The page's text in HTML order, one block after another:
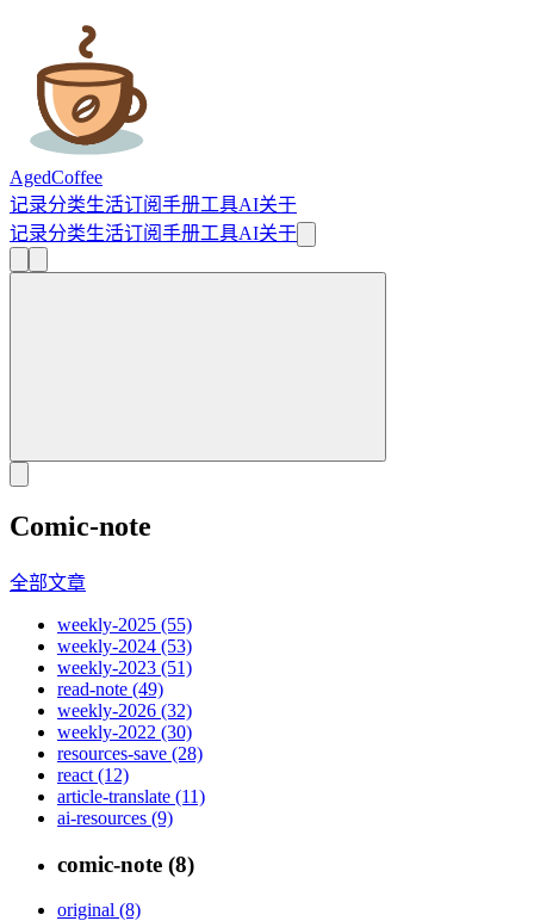
AgedCoffee
记录分类生活订阅手册工具AI关于
记录分类生活订阅手册工具AI关于
Comic-note
全部文章
weekly-2025 (55)
weekly-2024 (53)
weekly-2023 (51)
read-note (49)
weekly-2026 (32)
weekly-2022 (30)
resources-save (28)
react (12)
article-translate (11)
ai-resources (9)
comic-note (8)
original (8)